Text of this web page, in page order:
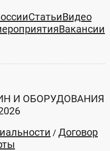
СтатьиВидео
Вакансии
И ОБОРУДОВАНИЯ
/ Договор